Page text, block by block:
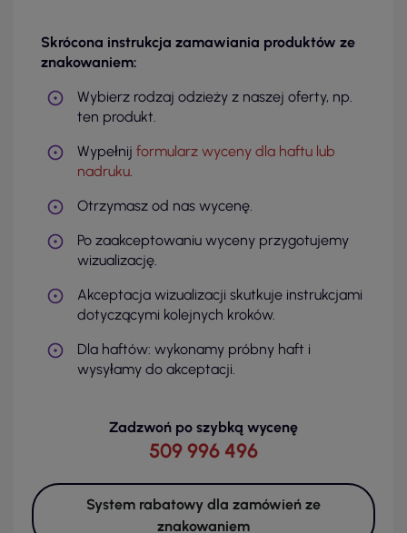
Skrócona instrukcja zamawiania produktów ze
znakowaniem:
Wybierz rodzaj odzieży z naszej oferty, np.
ten produkt.
Wypełnij formularz wyceny dla haftu lub
nadruku.
Otrzymasz od nas wycenę.
Po zaakceptowaniu wyceny przygotujemy
wizualizację.
Akceptacja wizualizacji skutkuje instrukcjami
dotyczącymi kolejnych kroków.
Dla haftów: wykonamy próbny haft i
wysyłamy do akceptacji.
Zadzwoń po szybką wycenę
509 996 496
System rabatowy dla zamówień ze
znakowaniem